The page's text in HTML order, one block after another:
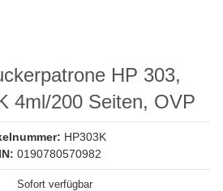
HP 303,
4ml/200 Seiten, OVP
HP303K
0190780570982
Sofort verfügbar